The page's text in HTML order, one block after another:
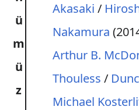
ü
m
ü
z
Akasaki /
Nakamura
Arthur B.
Thouless /
Michael